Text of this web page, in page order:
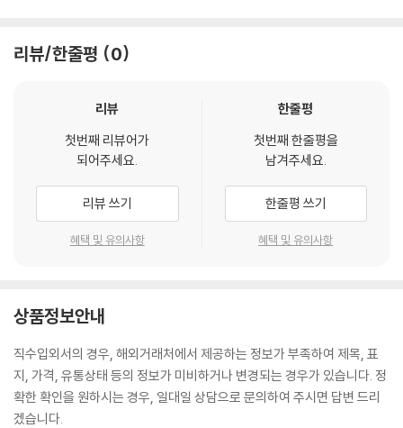
리뷰/한줄평 0
리뷰
첫번째 리뷰어가
되어주세요.
리뷰 쓰기
혜택 및 유의사항
한줄평
첫번째 한줄평을
남겨주세요.
한줄평 쓰기
혜택 및 유의사항
상품정보안내
직수입외서의 경우, 해외거래처에서 제공하는 정보가 부족하여 제목, 표
지, 가격, 유통상태 등의 정보가 미비하거나 변경되는 경우가 있습니다. 정
확한 확인을 원하시는 경우, 일대일 상담으로 문의하여 주시면 답변 드리
겠습니다.